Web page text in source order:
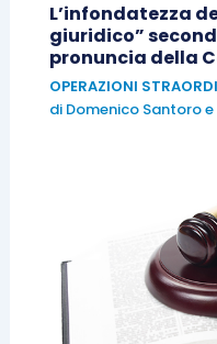
L’infondatezza
giuridico”
pronuncia della
OPERAZIONI
di Domenico Santoroe